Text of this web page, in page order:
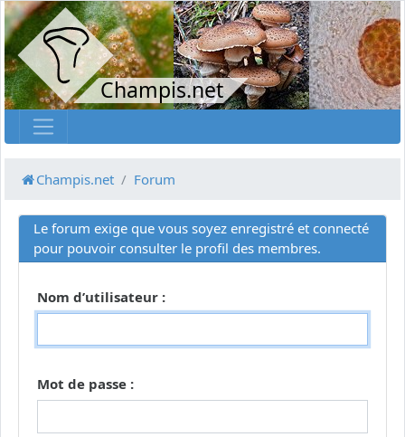
Champis.net
Champis.net Forum
Le forum exige que vous soyez enregistré et connecté
pour pouvoir consulter le profil des membres.
Nom d’utilisateur :
Mot de passe :